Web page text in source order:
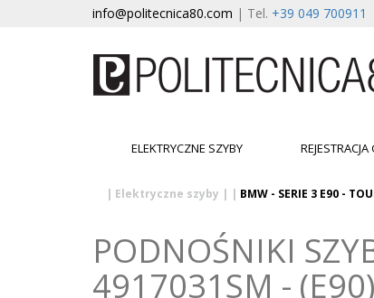
info@politecnica80.com | Tel. +39 049 700911
ELEKTRYCZNE SZYBY
| Elektryczne szyby | | BMW - SERIE 3 E90 -
PODNOŚNIKI
4917031SM -